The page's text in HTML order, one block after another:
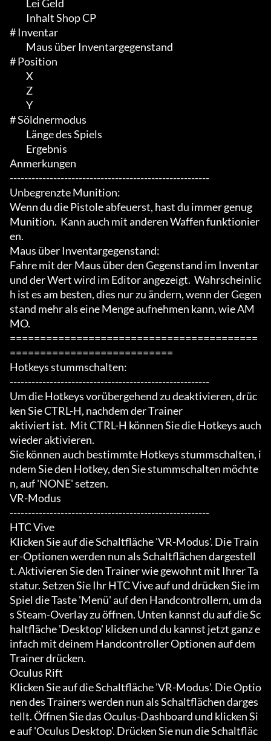
# Inventar
# Position
# Söldnermodus
Anmerkungen
-------------------------------------------------------
Unbegrenzte Munition:
Wenn du die Pistole abfeuerst, hast du immer genug
Munition.  Kann auch mit anderen Waffen funktionier
en.
Maus über Inventargegenstand:
Fahre mit der Maus über den Gegenstand im Inventar
und der Wert wird im Editor angezeigt.  Wahrscheinlic
h ist es am besten, dies nur zu ändern, wenn der Gegen
stand mehr als eine Menge aufnehmen kann, wie AM
MO.
=========================================
===========================
Hotkeys stummschalten:
-------------------------------------------------------
Um die Hotkeys vorübergehend zu deaktivieren, drüc
ken Sie CTRL-H, nachdem der Trainer
aktiviert ist.  Mit CTRL-H können Sie die Hotkeys auch
wieder aktivieren.
Sie können auch bestimmte Hotkeys stummschalten, i
ndem Sie den Hotkey, den Sie stummschalten möchte
n, auf 'NONE' setzen.
VR-Modus
-------------------------------------------------------
HTC Vive
Klicken Sie auf die Schaltfläche 'VR-Modus'. Die Train
er-Optionen werden nun als Schaltflächen dargestell
t. Aktivieren Sie den Trainer wie gewohnt mit Ihrer Ta
statur. Setzen Sie Ihr HTC Vive auf und drücken Sie im
Spiel die Taste 'Menü' auf den Handcontrollern, um da
s Steam-Overlay zu öffnen. Unten kannst du auf die Sc
haltfläche 'Desktop' klicken und du kannst jetzt ganz e
infach mit deinem Handcontroller Optionen auf dem
Trainer drücken.
Oculus Rift
Klicken Sie auf die Schaltfläche 'VR-Modus'. Die Optio
nen des Trainers werden nun als Schaltflächen darges
tellt. Öffnen Sie das Oculus-Dashboard und klicken Si
e auf 'Oculus Desktop'. Drücken Sie nun die Schaltfläc